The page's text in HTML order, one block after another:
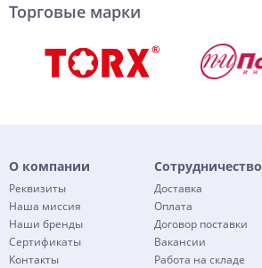
Торговые марки
О компании
Реквизиты
Наша миссия
Наши бренды
Сертификаты
Контакты
Сотрудничество
Доставка
Оплата
Договор поставки
Вакансии
Работа на складе